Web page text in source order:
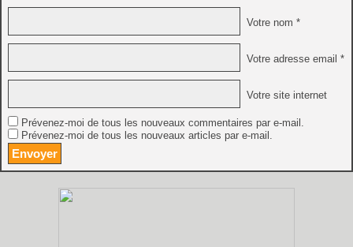
Votre nom *
Votre adresse email *
Votre site internet
Prévenez-moi de tous les nouveaux commentaires par e-mail.
Prévenez-moi de tous les nouveaux articles par e-mail.